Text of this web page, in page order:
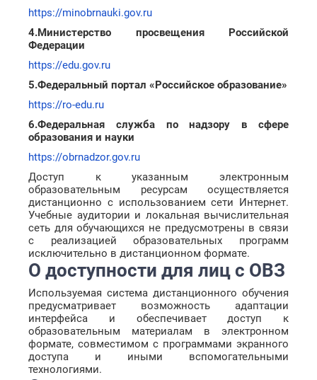
https://minobrnauki.gov.ru
4.Министерство просвещения Российской
Федерации
https://edu.gov.ru
5.Федеральный портал «Российское образование»
https://ro-edu.ru
6.Федеральная служба по надзору в сфере
образования и науки
https://obrnadzor.gov.ru
Доступ к указанным электронным
образовательным ресурсам осуществляется
дистанционно с использованием сети Интернет.
Учебные аудитории и локальная вычислительная
сеть для обучающихся не предусмотрены в связи
с реализацией образовательных программ
исключительно в дистанционном формате.
О доступности для лиц с ОВЗ
Используемая система дистанционного обучения
предусматривает возможность адаптации
интерфейса и обеспечивает доступ к
образовательным материалам в электронном
формате, совместимом с программами экранного
доступа и иными вспомогательными
технологиями.